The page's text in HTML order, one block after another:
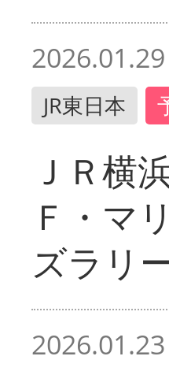
2026.01.29
JR東日本
ＪＲ横
Ｆ・マ
ズラリ
2026.01.23